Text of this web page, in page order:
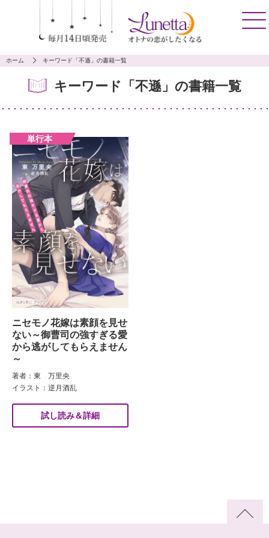
ホーム キーワード「不遜」の書籍一覧
キーワード「不遜」の書籍一覧
ニセモノ花嫁は素顔を見せ
ない～御曹司の強すぎる愛
から逃がしてもらえません
～
著者：東 万里央
イラスト：逆月酒乱
試し読み＆詳細